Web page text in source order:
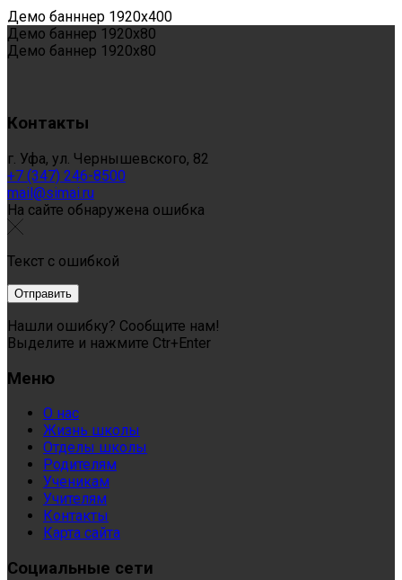
Демо банннер 1920х400
Демо баннер 1920x80
Демо баннер 1920x80
Контакты
г. Уфа, ул. Чернышевского, 82
+7 (347) 246-8500
mail@simai.ru
На сайте обнаружена ошибка
Текст с ошибкой
Нашли ошибку? Сообщите нам!
Выделите и нажмите Ctr+Enter
Меню
О нас
Жизнь школы
Отделы школы
Родителям
Ученикам
Учителям
Контакты
Карта сайта
Социальные сети